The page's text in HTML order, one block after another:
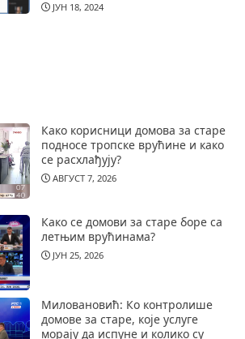
ЈУН 18, 2024
Како корисници домова за старе
подносе тропске врућине и како
се расхлађују?
АВГУСТ 7, 2026
Како се домови за старе боре са
летњим врућинама?
ЈУН 25, 2026
Миловановић: Ко контролише
домове за старе, које услуге
морају да испуне и колико су